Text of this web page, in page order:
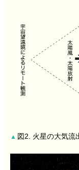
▲ 図2. 火星の大気流